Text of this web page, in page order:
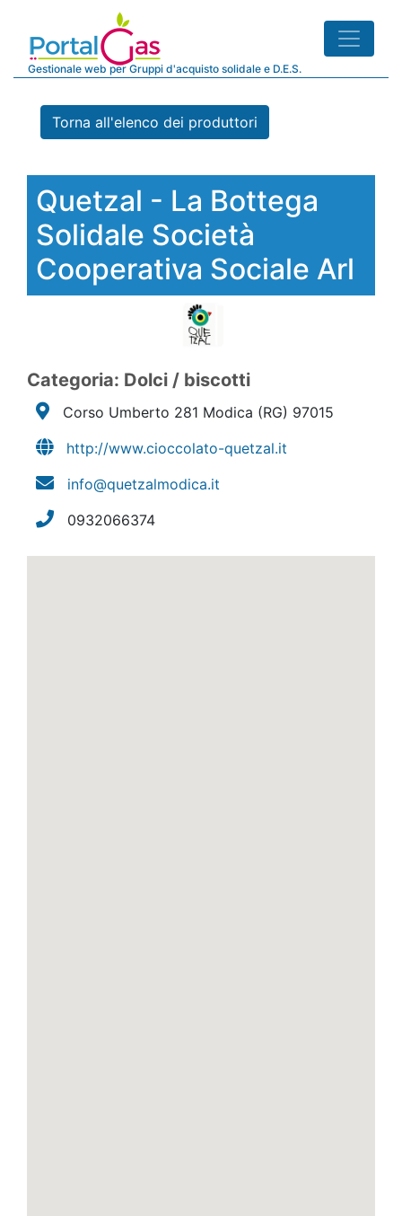
Gestionale web per Gruppi d'acquisto solidale e D.E.S.
Torna all'elenco dei produttori
Quetzal - La Bottega
Solidale Società
Cooperativa Sociale Arl
Categoria: Dolci / biscotti
Corso Umberto 281 Modica (RG) 97015
http://www.cioccolato-quetzal.it
info@quetzalmodica.it
0932066374